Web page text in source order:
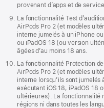
provenant d’apps et de
La fonctionnalité Test
AirPods Pro 2 (et modèles
interne jumelés à un iPhone
ou iPadOS 18 (ou version
âgées d’au moins 18 ans.
La fonctionnalité Protection
AirPods Pro 2 (et modèles
interne lorsqu’ils sont
exécutant iOS 18, iPadOS 18
ultérieures). La fonctionnalité
régions ni dans toutes les